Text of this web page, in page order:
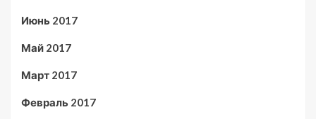
Июнь 2017
Май 2017
Март 2017
Февраль 2017